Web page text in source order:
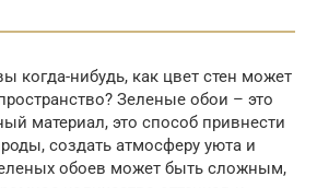
когда-нибудь, как цвет стен может
Зеленые обои – это
материал, это способ привнести
создать атмосферу уюта и
обоев может быть сложным,